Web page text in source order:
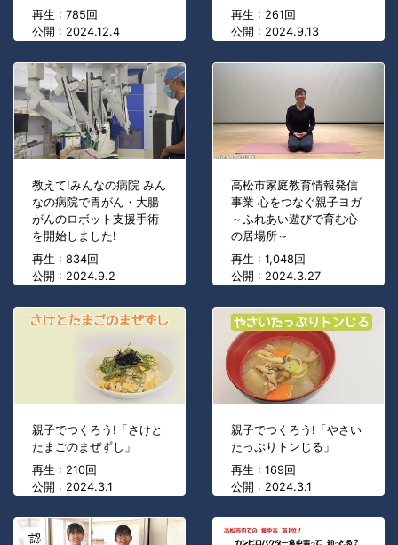
再生 : 785回
公開 : 2024.12.4
再生 : 261回
公開 : 2024.9.13
教えて!みんなの病院 みん
なの病院で胃がん・大腸
がんのロボット支援手術
を開始しました!
再生 : 834回
公開 : 2024.9.2
高松市家庭教育情報発信
事業 心をつなぐ親子ヨガ
～ふれあい遊びで育む心
の居場所～
再生 : 1,048回
公開 : 2024.3.27
親子でつくろう!「さけと
たまごのまぜずし」
再生 : 210回
公開 : 2024.3.1
親子でつくろう!「やさい
たっぷりトンじる」
再生 : 169回
公開 : 2024.3.1